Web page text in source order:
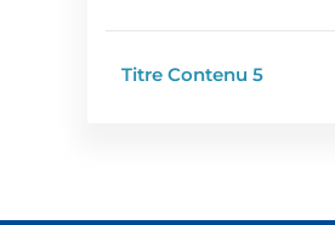
Titre Contenu 5